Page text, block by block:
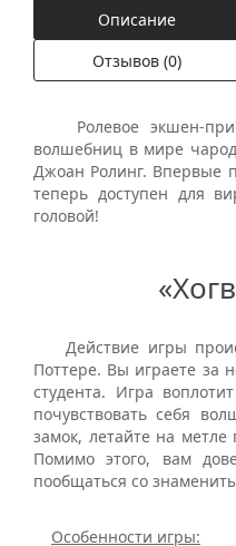
Описание
Отзывов (0)
Ролевое экшен-
волшебниц в мире
Джоан Ролинг. Впервые
теперь доступен для
головой!
Действие игры
Поттере. Вы играете за
студента. Игра
почувствовать себя
замок, летайте на метле
Помимо этого, вам
пообщаться со
Особенности игры: